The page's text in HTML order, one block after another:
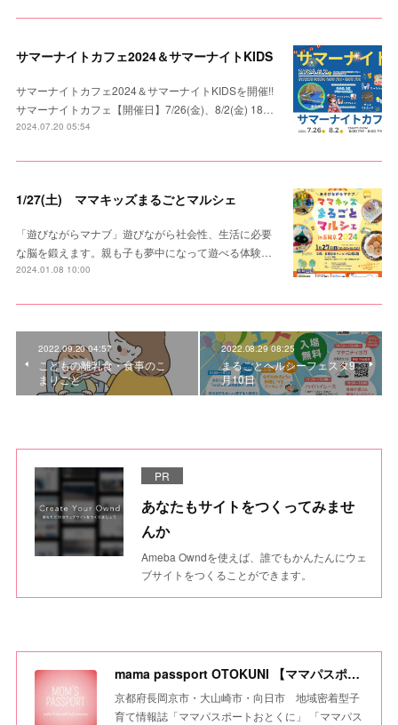
サマーナイトカフェ2024＆サマーナイトKIDS
サマーナイトカフェ2024＆サマーナイトKIDSを開催!!
サマーナイトカフェ【開催日】7/26(金)、8/2(金) 18…
2024.07.20 05:54
1/27(土) ママキッズまるごとマルシェ
「遊びながらマナブ」遊びながら社会性、生活に必要
な脳を鍛えます。親も子も夢中になって遊べる体験…
2024.01.08 10:00
2022.09.20 04:57
こどもの離乳食・食事のこ
まりごと
2022.08.29 08:25
まるごとヘルシーフェスタ9
月10日
PR
あなたもサイトをつくってみませ
んか
Ameba Owndを使えば、誰でもかんたんにウェ
ブサイトをつくることができます。
mama passport OTOKUNI 【ママパスポートおとくに】
京都府長岡京市・大山崎市・向日市 地域密着型子
育て情報誌「ママパスポートおとくに」 「ママパス